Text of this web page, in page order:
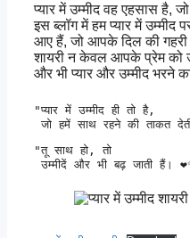
प्यार में उम्मीद वह एहसास है,
इस ब्लॉग में हम प्यार में उम्मीद
आए हैं, जो आपके दिल की
शायरी न केवल आपके प्रेम को
और भी प्यार और उम्मीद भरने
"प्यार में उम्मीद ही तो है,
जो हमें साथ रहने की ताकत
"तू साथ हो, तो
उम्मीदें और भी बढ़ जाती हैं।